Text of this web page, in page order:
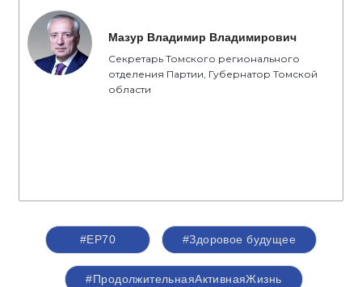
Мазур Владимир Владимирович
Секретарь Томского регионального
отделения Партии, Губернатор Томской
области
#ЕР70 #Здоровое будущее
#ПродолжительнаяАктивнаяЖизнь